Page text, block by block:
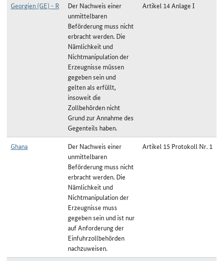
Georgien (GE) - R
Der Nachweis einer
unmittelbaren
Beförderung muss nicht
erbracht werden. Die
Nämlichkeit und
Nichtmanipulation der
Erzeugnisse müssen
gegeben sein und
gelten als erfüllt,
insoweit die
Zollbehörden nicht
Grund zur Annahme des
Gegenteils haben.
Artikel 14 Anlage I
Ghana
Der Nachweis einer
unmittelbaren
Beförderung muss nicht
erbracht werden. Die
Nämlichkeit und
Nichtmanipulation der
Erzeugnisse muss
gegeben sein und ist nur
auf Anforderung der
Einfuhrzollbehörden
nachzuweisen.
Artikel 15 Protokoll Nr. 1